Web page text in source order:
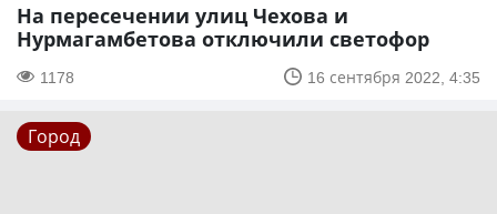
На пересечении улиц Чехова и
Нурмагамбетова отключили светофор
1178 16 сентября 2022, 4:35
Город